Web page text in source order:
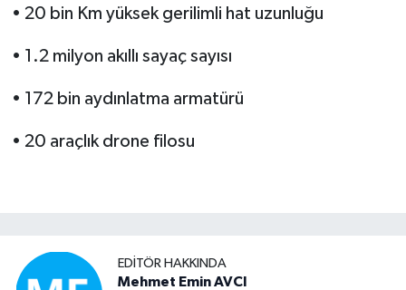
• 20 bin Km yüksek gerilimli hat uzunluğu
• 1.2 milyon akıllı sayaç sayısı
• 172 bin aydınlatma armatürü
• 20 araçlık drone filosu
EDITÖR HAKKINDA
Mehmet Emin AVCI